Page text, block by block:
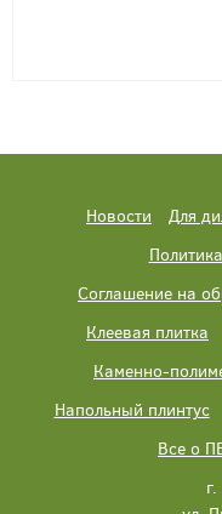
Новости Для
Соглашение на
Клеевая плитка
Каменно-
Напольный плинтус
Все о